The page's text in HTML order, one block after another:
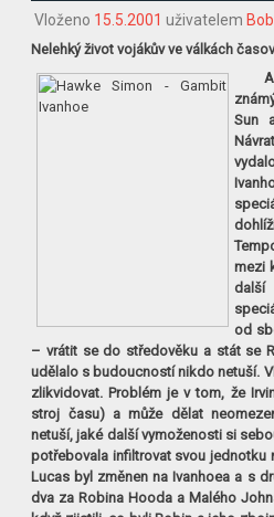
Vloženo 15.5.2001 uživatelem
Nelehký život vojákův ve válkách
Sun
mezi
další
od
– vrátit se do středověku a stát se
udělalo s budoucností nikdo netuší.
zlikvidovat. Problém je v tom, že
stroj času) a může dělat
netuší, jaké další vymoženosti si
potřebovala infiltrovat svou jednotku
Lucas byl změnen na Ivanhoea a s
dva za Robina Hooda a Malého